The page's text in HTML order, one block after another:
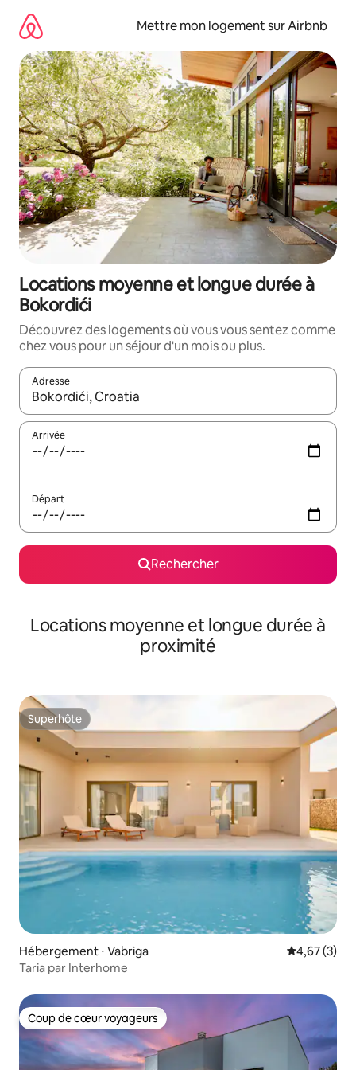
directement
contenu
Mettre mon logement sur Airbnb
Locations moyenne et longue durée à
Bokordići
Découvrez des logements où vous vous sentez comme
chez vous pour un séjour d'un mois ou plus.
Adresse
Lorsque les résultats s'affichent, utilisez les flèches vers le
Arrivée
Départ
Rechercher
Locations moyenne et longue durée à
proximité
Superhôte
Superhôte
Hébergement ⋅ Vabriga Évaluation
4,67 (3)
Taria par Interhome
Coup de cœur voyageurs
Coup de cœur voyageurs